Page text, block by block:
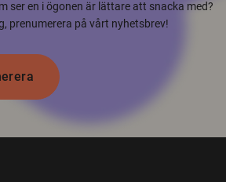
ser en i ögonen är lättare att snacka med?
prenumerera på vårt nyhetsbrev!